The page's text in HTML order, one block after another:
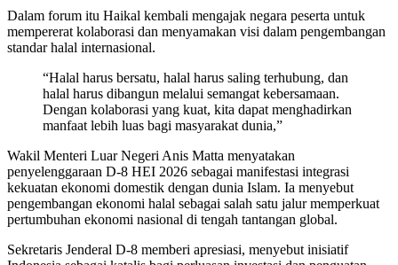
Dalam forum itu Haikal kembali mengajak negara peserta untuk
mempererat kolaborasi dan menyamakan visi dalam pengembangan
standar halal internasional.
“Halal harus bersatu, halal harus saling terhubung, dan
halal harus dibangun melalui semangat kebersamaan.
Dengan kolaborasi yang kuat, kita dapat menghadirkan
manfaat lebih luas bagi masyarakat dunia,”
Wakil Menteri Luar Negeri Anis Matta menyatakan
penyelenggaraan D-8 HEI 2026 sebagai manifestasi integrasi
kekuatan ekonomi domestik dengan dunia Islam. Ia menyebut
pengembangan ekonomi halal sebagai salah satu jalur memperkuat
pertumbuhan ekonomi nasional di tengah tantangan global.
Sekretaris Jenderal D-8 memberi apresiasi, menyebut inisiatif